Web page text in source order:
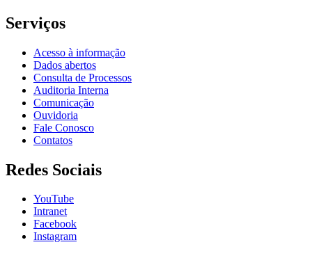
Serviços
Acesso à informação
Dados abertos
Consulta de Processos
Auditoria Interna
Comunicação
Ouvidoria
Fale Conosco
Contatos
Redes Sociais
YouTube
Intranet
Facebook
Instagram